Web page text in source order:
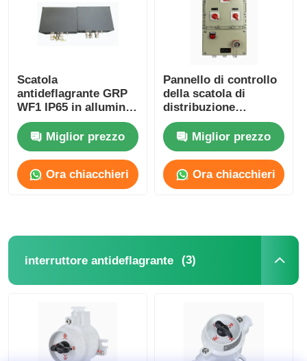
Scatola
antideflagrante GRP
WF1 IP65 in alluminio
pressofuso
Miglior prezzo
Ora chiacchieri
Pannello di controllo
della scatola di
distribuzione
antideflagrante IP65
resistente alla
corrosione
Miglior prezzo
Ora chiacchieri
interruttore antideflagrante (3)